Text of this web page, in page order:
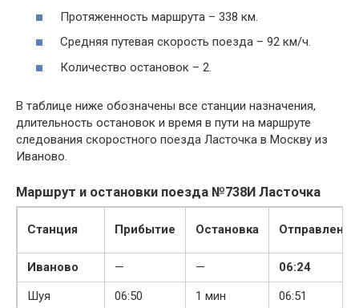
Протяженность маршрута – 338 км.
Средняя путевая скорость поезда – 92 км/ч.
Количество остановок – 2.
В таблице ниже обозначены все станции назначения,
длительность остановок и время в пути на маршруте
следования скоростного поезда Ласточка в Москву из
Иваново.
Маршрут и остановки поезда №738И Ласточка
Станция Прибытие Остановка Отправление
Иваново — —
06:24
Шуя
06:50 1 мин 06:51